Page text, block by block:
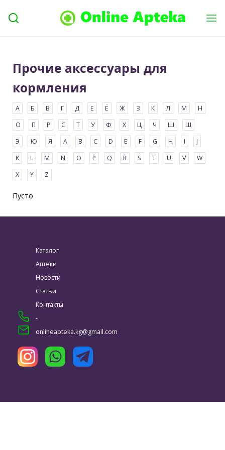
Прочие аксессуары для
кормления
Пусто
Каталог
Аптеки
Новости
Статьи
Контакты
-
onlineapteka.kg@gmail.com